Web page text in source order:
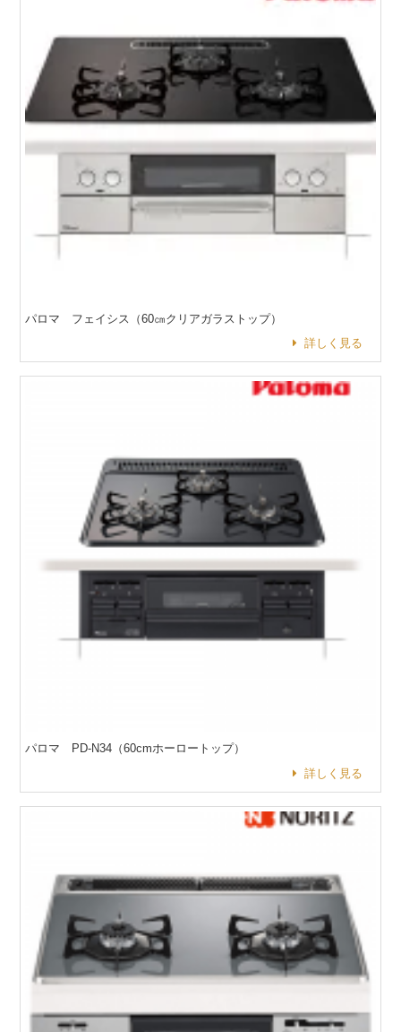
パロマ フェイシス（60㎝クリアガラストップ）
詳しく見る
パロマ PD-N34（60cmホーロートップ）
詳しく見る